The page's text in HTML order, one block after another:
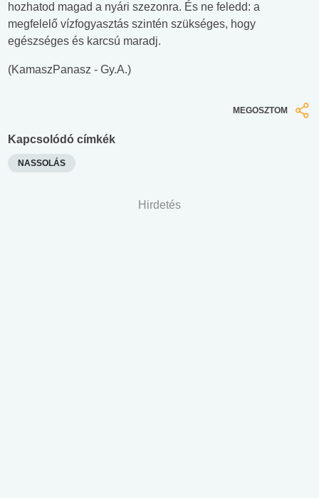
hozhatod magad a nyári szezonra. És ne feledd: a
megfelelő vízfogyasztás szintén szükséges, hogy
egészséges és karcsú maradj.
(KamaszPanasz - Gy.A.)
MEGOSZTOM
Kapcsolódó címkék
NASSOLÁS
Hirdetés